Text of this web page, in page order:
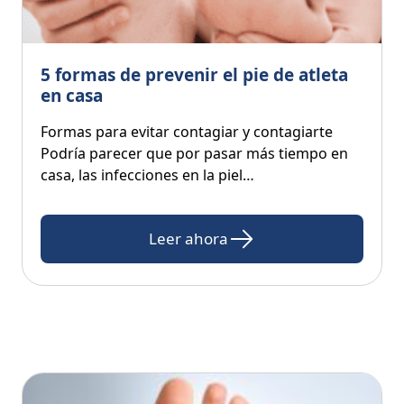
5 formas de prevenir el pie de atleta
en casa
Formas para evitar contagiar y contagiarte
Podría parecer que por pasar más tiempo en
casa, las infecciones en la piel…
Leer ahora